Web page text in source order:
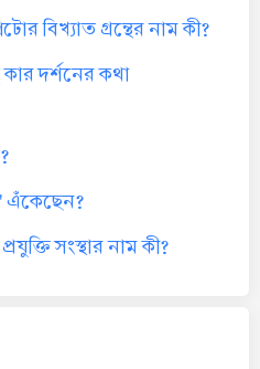
বিখ্যাত গ্রন্থের নাম কী?
কার দর্শনের কথা
এঁকেছেন?
সংস্থার নাম কী?